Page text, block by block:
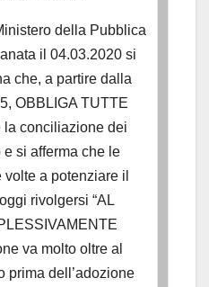
della Pubblica
il 04.03.2020 si
che, a partire dalla
OBBLIGA TUTTE
la conciliazione dei
si afferma che le
a potenziare il
rivolgersi “AL
va molto oltre al
prima dell’adozione